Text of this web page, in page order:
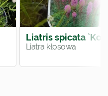
Liatris spicata
Liatra kłosowa